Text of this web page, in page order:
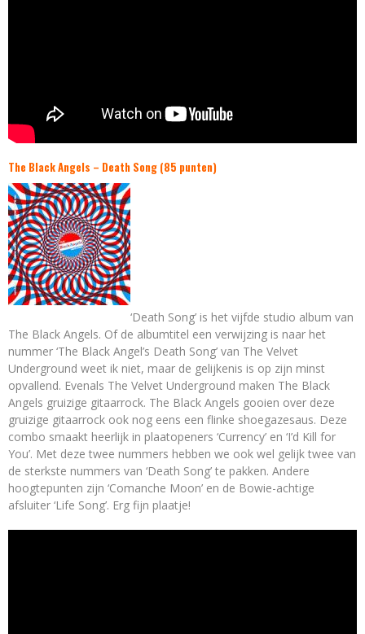
The Black Angels – Death Song (85 punten)
‘Death Song’ is het vijfde studio album van
The Black Angels. Of de albumtitel een verwijzing is naar het
nummer ‘The Black Angel’s Death Song’ van The Velvet
Underground weet ik niet, maar de gelijkenis is op zijn minst
opvallend. Evenals The Velvet Underground maken The Black
Angels gruizige gitaarrock. The Black Angels gooien over deze
gruizige gitaarrock ook nog eens een flinke shoegazesaus. Deze
combo smaakt heerlijk in plaatopeners ‘Currency’ en ‘I’d Kill for
You’. Met deze twee nummers hebben we ook wel gelijk twee van
de sterkste nummers van ‘Death Song’ te pakken. Andere
hoogtepunten zijn ‘Comanche Moon’ en de Bowie-achtige
afsluiter ‘Life Song’. Erg fijn plaatje!